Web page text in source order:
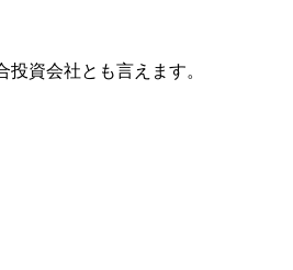
資会社とも言えます。